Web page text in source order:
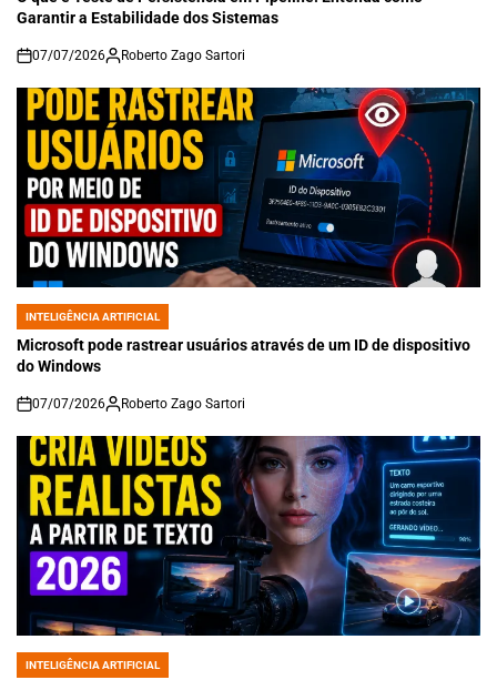
Garantir a Estabilidade dos Sistemas
on
07/07/2026 Roberto Zago Sartori
POSTED
IN
INTELIGÊNCIA ARTIFICIAL
Microsoft pode rastrear usuários através de um ID de dispositivo
do Windows
on
07/07/2026 Roberto Zago Sartori
POSTED
INTELIGÊNCIA ARTIFICIAL